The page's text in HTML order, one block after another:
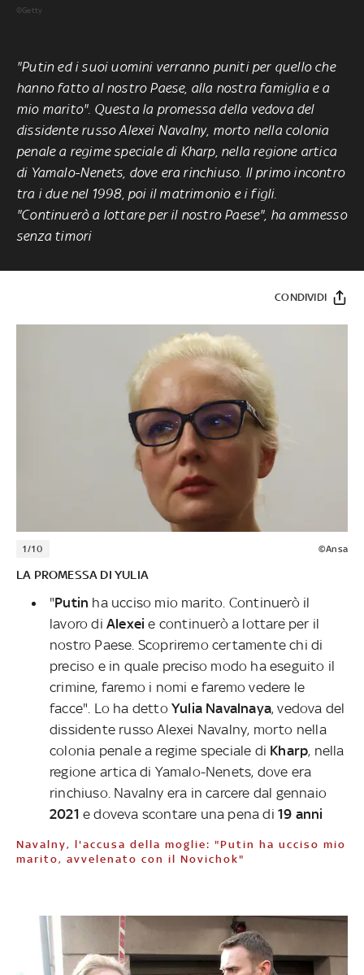
©Getty
"Putin ed i suoi uomini verranno puniti per quello che
hanno fatto al nostro Paese, alla nostra famiglia e a
mio marito". Questa la promessa della vedova del
dissidente russo Alexei Navalny, morto nella colonia
penale a regime speciale di Kharp, nella regione artica
di Yamalo-Nenets, dove era rinchiuso. Il primo incontro
tra i due nel 1998, poi il matrimonio e i figli.
"Continuerò a lottare per il nostro Paese", ha ammesso
senza timori
CONDIVIDI
1/10 ©Ansa
LA PROMESSA DI YULIA
"Putin ha ucciso mio marito. Continuerò il
lavoro di Alexei e continuerò a lottare per il
nostro Paese. Scopriremo certamente chi di
preciso e in quale preciso modo ha eseguito il
crimine, faremo i nomi e faremo vedere le
facce". Lo ha detto Yulia Navalnaya, vedova del
dissidente russo Alexei Navalny, morto nella
colonia penale a regime speciale di Kharp, nella
regione artica di Yamalo-Nenets, dove era
rinchiuso. Navalny era in carcere dal gennaio
2021 e doveva scontare una pena di19 anni
Navalny, l'accusa della moglie: "Putin ha ucciso mio
marito, avvelenato con il Novichok"